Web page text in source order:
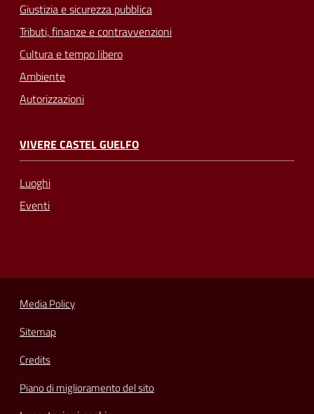
Giustizia e sicurezza pubblica
Tributi, finanze e contravvenzioni
Cultura e tempo libero
Ambiente
Autorizzazioni
VIVERE CASTEL GUELFO
Luoghi
Eventi
Media Policy
Sitemap
Credits
Piano di miglioramento del sito